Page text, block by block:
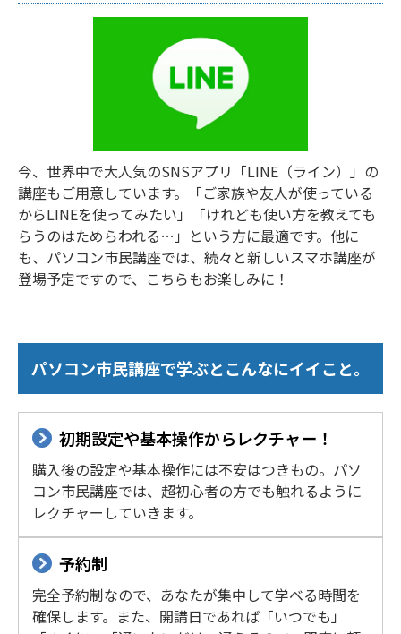
今、世界中で大人気のSNSアプリ「LINE（ライン）」の
講座もご用意しています。「ご家族や友人が使っている
からLINEを使ってみたい」「けれども使い方を教えても
らうのはためらわれる…」という方に最適です。他に
も、パソコン市民講座では、続々と新しいスマホ講座が
登場予定ですので、こちらもお楽しみに！
パソコン市民講座で学ぶとこんなにイイこと。
初期設定や基本操作からレクチャー！
購入後の設定や基本操作には不安はつきもの。パソ
コン市民講座では、超初心者の方でも触れるように
レクチャーしていきます。
予約制
完全予約制なので、あなたが集中して学べる時間を
確保します。また、開講日であれば「いつでも」